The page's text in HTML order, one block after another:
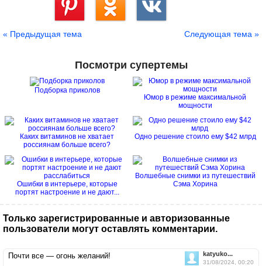
« Предыдущая тема Следующая тема »
Посмотри супертемы
Подборка приколов
Юмор в режиме максимальной
мощности
Каких витаминов не хватает
россиянам больше всего?
Одно решение стоило ему $42 млрд
Ошибки в интерьере, которые
портят настроение и не дают...
Волшебные снимки из путешествий
Сэма Хорина
Только зарегистрированные и авторизованные
пользователи могут оставлять комментарии.
katyuko...
31/08/2024, 00:20
Почти все — огонь желаний!